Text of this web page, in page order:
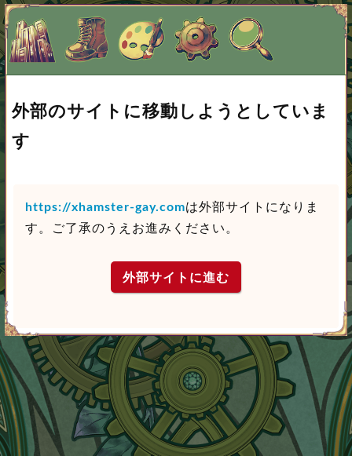
外部のサイトに移動しようとしていま
す
https://xhamster-gay.comは外部サイトになりま
す。ご了承のうえお進みください。
外部サイトに進む